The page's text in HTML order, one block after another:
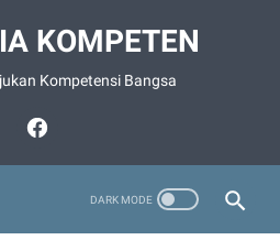
KOMPETEN
Kompetensi Bangsa